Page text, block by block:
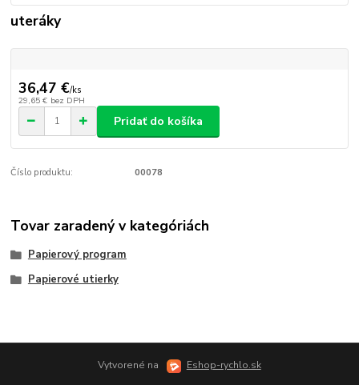
uteráky
36,47 €/ks
29,65 € bez DPH
Pridať do košíka
Číslo produktu: 00078
Tovar zaradený v kategóriách
Papierový program
Papierové utierky
Vytvorené na Eshop-rychlo.sk